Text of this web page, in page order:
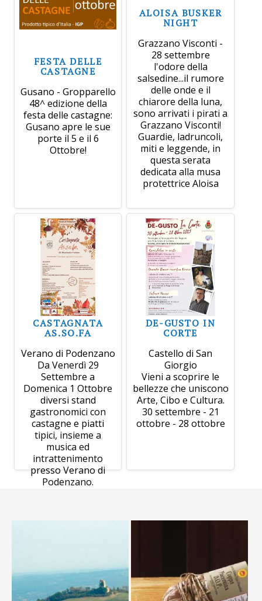
FESTA DELLE
CASTAGNE
Gusano - Gropparello
48^ edizione della
festa delle castagne:
Gusano apre le sue
porte il 5 e il 6
Ottobre!
ALOISA BUSKER
NIGHT
Grazzano Visconti -
28 settembre
l'odore della
salsedine...il rumore
delle onde e il
chiarore della luna,
sono arrivati i pirati a
Grazzano Visconti!
Guardie, ladruncoli,
miti e leggende, in
questa serata
dedicata alla musa
protettrice Aloisa
CASTAGNATA
AS.SO.FA
Verano di Podenzano
Da Venerdì 29
Settembre a
Domenica 1 Ottobre
diversi stand
gastronomici con
castagne e piatti
tipici, insieme a
musica ed
intrattenimento
presso Verano di
Podenzano.
DE-GUSTO IN
CORTE
Castello di San
Giorgio
Vieni a scoprire le
bellezze che uniscono
Arte, Cibo e Cultura.
30 settembre - 21
ottobre - 28 ottobre